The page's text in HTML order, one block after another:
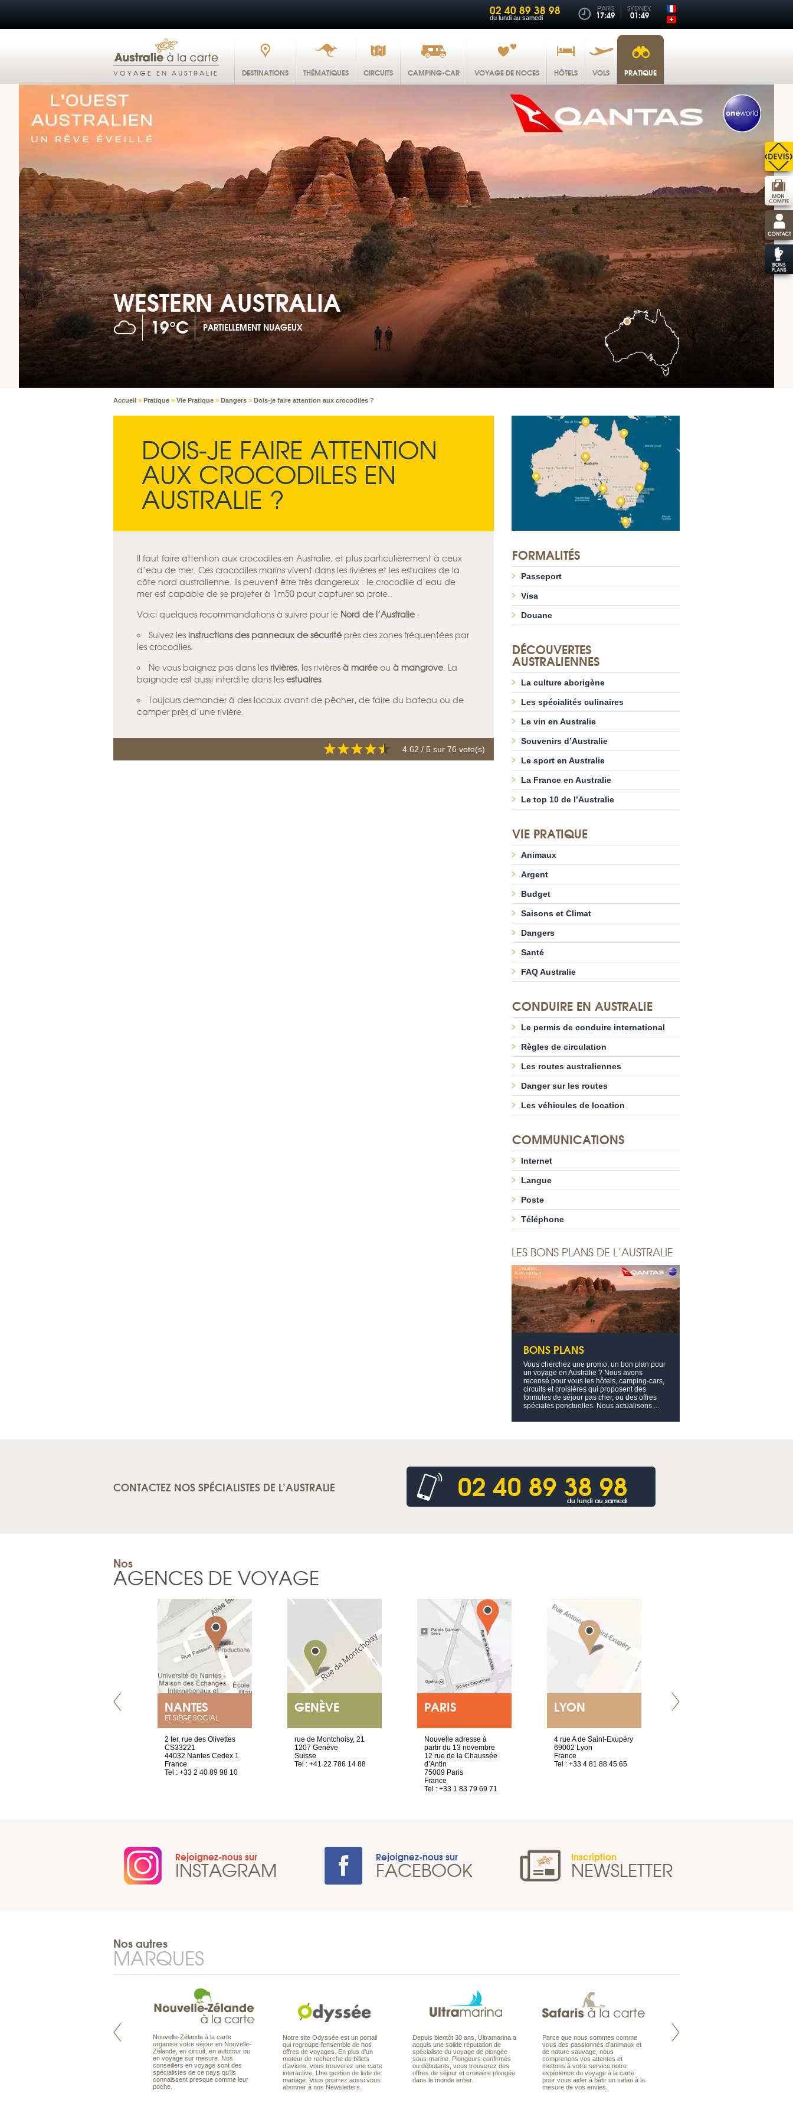
02 40 89 38 98
du lundi au samedi
PARIS
17:49
SYDNEY
01:49
VOYAGE EN AUSTRALIE DESTINATIONS THÉMATIQUES CIRCUITS CAMPING-CAR VOYAGE DE NOCES HÔTELS VOLS PRATIQUE
WESTERN AUSTRALIA
19°C PARTIELLEMENT NUAGEUX
Accueil > Pratique > Vie Pratique > Dangers > Dois-je faire attention aux crocodiles ?
DOIS-JE FAIRE ATTENTION
AUX CROCODILES EN
AUSTRALIE ?
Il faut faire attention aux crocodiles en Australie, et plus particulièrement à ceux
d’eau de mer. Ces crocodiles marins vivent dans les rivières et les estuaires de la
côte nord australienne. Ils peuvent être très dangereux : le crocodile d’eau de
mer est capable de se projeter à 1m50 pour capturer sa proie..
Voici quelques recommandations à suivre pour le Nord de l’Australie :
Suivez les instructions des panneaux de sécurité près des zones fréquentées par
les crocodiles.
Ne vous baignez pas dans les rivières, les rivières à marée ouà mangrove. La
baignade est aussi interdite dans les estuaires.
Toujours demander à des locaux avant de pêcher, de faire du bateau ou de
camper près d’une rivière.
4.62 / 5 sur 76 vote(s)
FORMALITÉS
Passeport
Visa
Douane
DÉCOUVERTES
AUSTRALIENNES
La culture aborigène
Les spécialités culinaires
Le vin en Australie
Souvenirs d’Australie
Le sport en Australie
La France en Australie
Le top 10 de l’Australie
VIE PRATIQUE
Animaux
Argent
Budget
Saisons et Climat
Dangers
Santé
FAQ Australie
CONDUIRE EN AUSTRALIE
Le permis de conduire international
Règles de circulation
Les routes australiennes
Danger sur les routes
Les véhicules de location
COMMUNICATIONS
Internet
Langue
Poste
Téléphone
LES BONS PLANS DE L’AUSTRALIE
BONS PLANS
Vous cherchez une promo, un bon plan pour
un voyage en Australie ? Nous avons
recensé pour vous les hôtels, camping-cars,
circuits et croisières qui proposent des
formules de séjour pas cher, ou des offres
spéciales ponctuelles. Nous actualisons ...
CONTACTEZ NOS SPÉCIALISTES DE L’AUSTRALIE 02 40 89 38 98
du lundi au samedi
Nos
AGENCES DE VOYAGE
NANTES
ET SIÈGE SOCIAL
2 ter, rue des Olivettes
CS33221
44032 Nantes Cedex 1
France
Tel : +33 2 40 89 98 10
GENÈVE
rue de Montchoisy, 21
1207 Genève
Suisse
Tel : +41 22 786 14 88
PARIS
Nouvelle adresse à
partir du 13 novembre
12 rue de la Chaussée
d’Antin
75009 Paris
France
Tel : +33 1 83 79 69 71
LYON
4 rue A de Saint-Exupéry
69002 Lyon
France
Tel : +33 4 81 88 45 65
Rejoignez-nous sur
INSTAGRAM Rejoignez-nous sur
FACEBOOK Inscription
NEWSLETTER
Nos autres
MARQUES
Pacifique à la carte est le spécialiste
Nouvelle-Zélande à la carte
organise votre séjour en Nouvelle-
Zélande, en circuit, en autotour ou
en voyage sur mesure. Nos
conseillers en voyage sont des
spécialistes de ce pays qu’ils
connaissent presque comme leur
poche.
Notre site Odyssée est un portail
qui regroupe l’ensemble de nos
offres de voyages. En plus d’un
moteur de recherche de billets
d’avions, vous trouverez une carte
interactive, Une gestion de liste de
mariage. Vous pourrez aussi vous
abonner à nos Newsletters.
Depuis bientôt 30 ans, Ultramarina a
acquis une solide réputation de
spécialiste du voyage de plongée
sous-marine. Plongeurs confirmés
ou débutants, vous trouverez des
offres de séjour et croisière plongée
dans le monde entier.
Parce que nous sommes comme
vous des passionnés d’animaux et
de nature sauvage, nous
comprenons vos attentes et
mettons à votre service notre
expérience du voyage à la carte
pour vous aider à bâtir un safari à la
mesure de vos envies.
Maldives à la Carte propose tous